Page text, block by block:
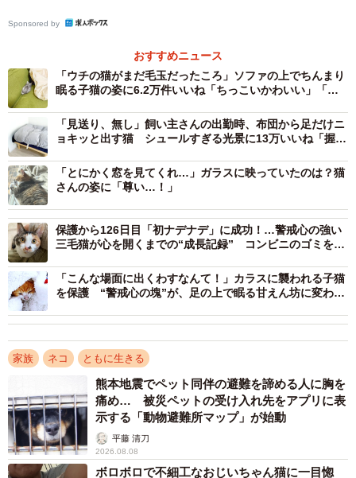
サユヤスさんのお宅の猫たち（サユヤスさん提供）
ーー猫ちゃんたちが乗っているときのご心境は？
サユヤス：ジャンプで飛び乗って来るので衝撃がすごく、
目が覚めてしまいます。また香箱座りをするので猫の骨が
当たって痛いんです。落ちそうになると爪を立てるので人
間の方もバランスを取らなくてはいけないし、寝返りをう
っても特殊部隊さながらのスピードで乗り直して来るので
大変です。ただ、懐かれていることへの喜びはあります。
ーー投稿に大きな反響がありました。
サユヤス：うちの猫だけの奇行かと思っていましたが、み
Sponsored by
おすすめニュース
「ウチの猫がまだ毛玉だったころ」ソファの上でちんまり
眠る子猫の姿に6.2万件いいね「ちっこいかわいい」「未
「見送り、無し」飼い主さんの出勤時、布団から足だけニ
ョキッと出す猫 シュールすぎる光景に13万いいね「握手
「とにかく窓を見てくれ…」ガラスに映っていたのは？猫
さんの姿に「尊い…！」
保護から126日目「初ナデナデ」に成功！…警戒心の強い
三毛猫が心を開くまでの“成長記録” コンビニのゴミをあ
「こんな場面に出くわすなんて！」カラスに襲われる子猫
を保護 “警戒心の塊”が、足の上で眠る甘えん坊に変わる
家族 ネコ ともに生きる
熊本地震でペット同伴の避難を諦める人に胸を
痛め… 被災ペットの受け入れ先をアプリに表
示する「動物避難所マップ」が始動
平藤 清刀
2026.08.08
ボロボロで不細工なおじいちゃん猫に一目惚